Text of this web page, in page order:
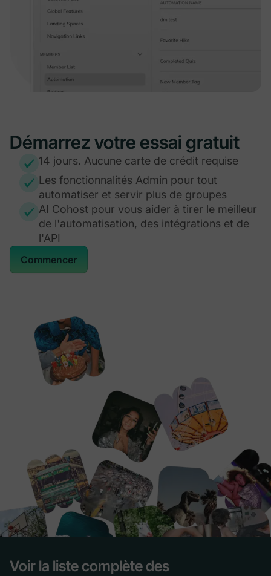
Démarrez votre essai gratuit
14 jours. Aucune carte de crédit requise
Les fonctionnalités Admin pour tout
automatiser et servir plus de groupes
AI Cohost pour vous aider à tirer le meilleur
de l'automatisation, des intégrations et de
l'API
Commencer
Voir la liste complète des